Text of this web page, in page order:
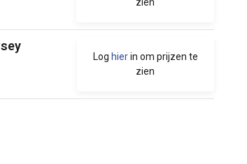
Log hierin om prijzen te
zien